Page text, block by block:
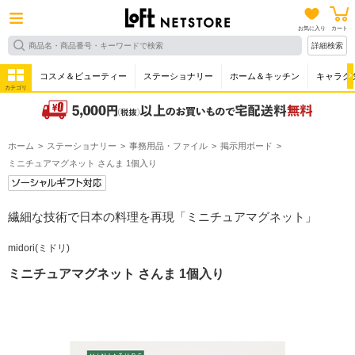
お気に入り カート
詳細検索
カテゴリ
コスメ＆ビューティー ステーショナリー ホーム＆キッチン キャラク
ホーム ステーショナリー 事務用品・ファイル
掲示用ボード
ミニチュアマグネット さんま 1個入り
繊細な技術で日本の料理を再現「ミニチュアマグネット」
midori(ミドリ)
ミニチュアマグネット さんま 1個入り